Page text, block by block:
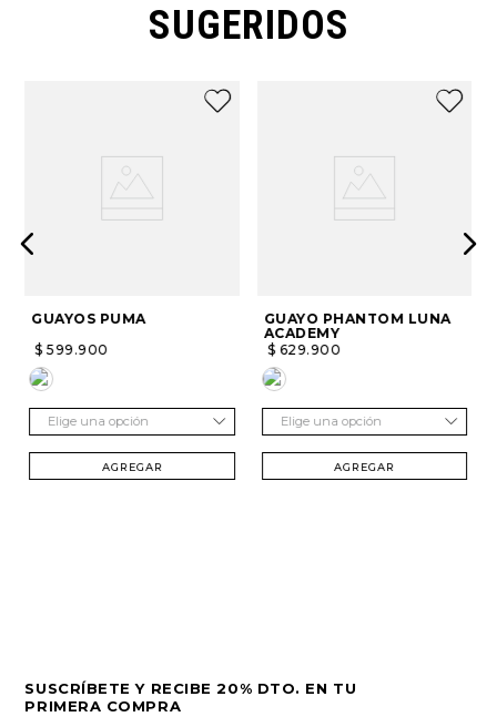
SUGERIDOS
GUAYOS PUMA
$ 599.900
Elige una opción
AGREGAR
GUAYO PHANTOM LUNA
ACADEMY
$ 629.900
Elige una opción
AGREGAR
SUSCRÍBETE Y RECIBE 20% DTO. EN TU
PRIMERA COMPRA